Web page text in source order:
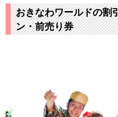
おきなわワールドの割
ン・前売り券